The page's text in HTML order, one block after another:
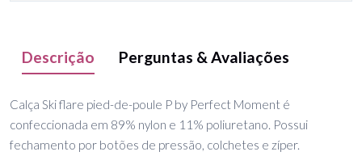
Descrição Perguntas & Avaliações
Calça Ski flare pied-de-poule P by Perfect Moment é
confeccionada em 89% nylon e 11% poliuretano. Possui
fechamento por botões de pressão, colchetes e zíper.